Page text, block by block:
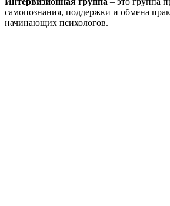
самопознания, поддержки и обмена
начинающих психологов.